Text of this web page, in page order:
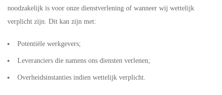
noodzakelijk is voor onze dienstverlening of wanneer wij wettelijk
verplicht zijn. Dit kan zijn met:
Potentiële werkgevers;
Leveranciers die namens ons diensten verlenen;
Overheidsinstanties indien wettelijk verplicht.